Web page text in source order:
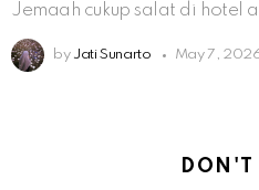
Jemaah cukup salat di hotel
by Jati Sunarto May 7,
DON'T